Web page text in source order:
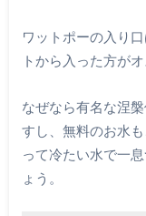
ワットポーの入り
トから入った方がオ
なぜなら有名な涅
すし、無料のお水
って冷たい水で一
ょう。